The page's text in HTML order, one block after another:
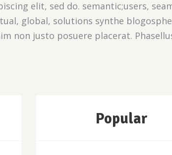
elit, sed do. semantic;users,
global, solutions synthe
non justo posuere placerat.
Popular